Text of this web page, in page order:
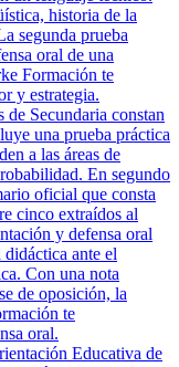
historia de la
segunda prueba
oral de una
Formación te
y estrategia.
de Secundaria constan
una prueba práctica
a las áreas de
En segundo
oficial que consta
cinco extraídos al
y defensa oral
ante el
Con una nota
de oposición, la
te
oral.
Educativa de